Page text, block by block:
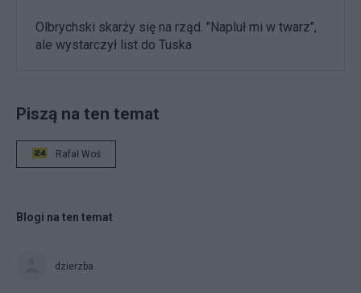
Olbrychski skarży się na rząd. "Napluł mi w twarz",
ale wystarczył list do Tuska
Piszą na ten temat
Rafał Woś
Blogi na ten temat
dzierzba